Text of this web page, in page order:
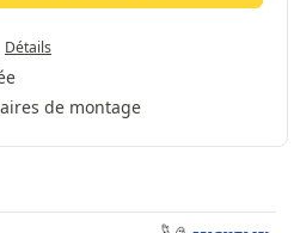
Détails
de montage